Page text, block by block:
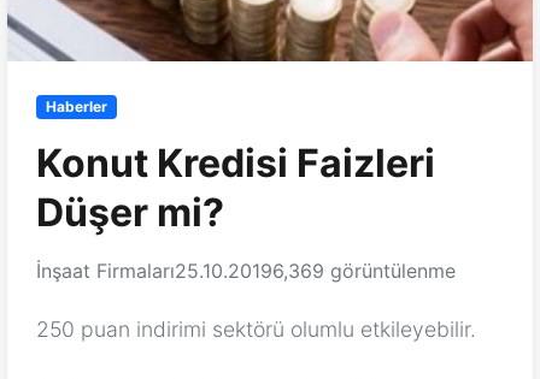
Haberler
Konut Kredisi Faizleri
Düşer mi?
İnşaat Firmaları25.10.20196,369 görüntülenme
250 puan indirimi sektörü olumlu etkileyebilir.